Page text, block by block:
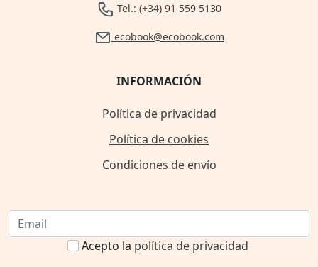
Tel.: (+34) 91 559 5130
ecobook@ecobook.com
INFORMACIÓN
Política de privacidad
Política de cookies
Condiciones de envío
Acepto la política de privacidad